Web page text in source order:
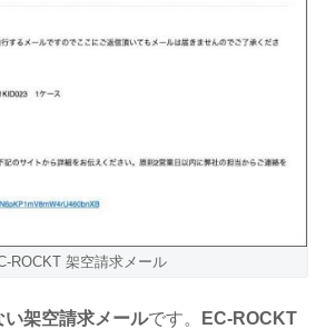
ROCKT 架空請求メール
い架空請求メールです。
EC-ROCKT